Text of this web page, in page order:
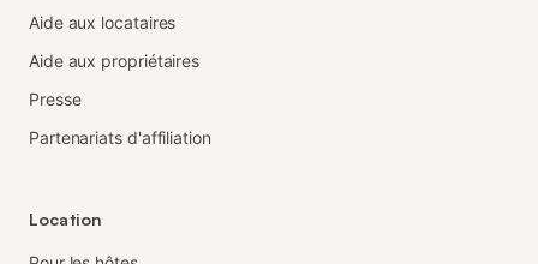
Aide aux locataires
Aide aux propriétaires
Presse
Partenariats d'affiliation
Location